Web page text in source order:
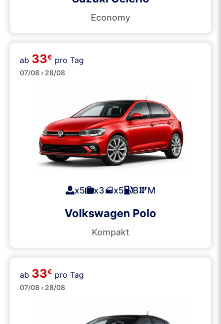
Economy
Mittelklasse
ab 33€ pro Tag
07/08 › 28/08
x5 x3 x5 B M
Volkswagen Polo
Kompakt
Mittelklasse
ab 33€ pro Tag
07/08 › 28/08